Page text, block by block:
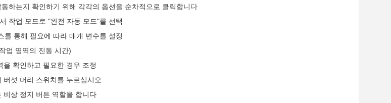
하는지 확인하기 위해 각각의 옵션을 순차적으로 클릭합니다
작업 모드로 "완전 자동 모드"를 선택
를 통해 필요에 따라 매개 변수를 설정
업 영역의 진동 시간)
을 확인하고 필요한 경우 조정
버섯 머리 스위치를 누르십시오
비상 정지 버튼 역할을 합니다